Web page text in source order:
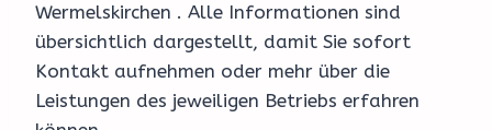
Wermelskirchen . Alle Informationen sind
übersichtlich dargestellt, damit Sie sofort
Kontakt aufnehmen oder mehr über die
Leistungen des jeweiligen Betriebs erfahren